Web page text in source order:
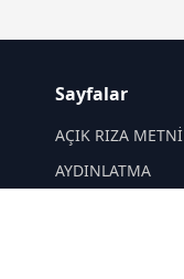
Sayfalar
AÇIK RIZA METNİ
AYDINLATMA